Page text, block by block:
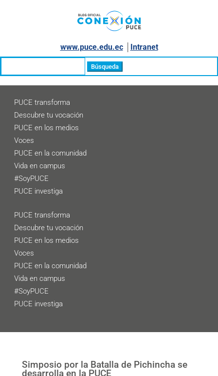
www.puce.edu.ec│ Intranet
PUCE transforma
Descubre tu vocación
PUCE en los medios
Voces
PUCE en la comunidad
Vida en campus
#SoyPUCE
PUCE investiga
PUCE transforma
Descubre tu vocación
PUCE en los medios
Voces
PUCE en la comunidad
Vida en campus
#SoyPUCE
PUCE investiga
Simposio por la Batalla de Pichincha se
desarrolla en la PUCE